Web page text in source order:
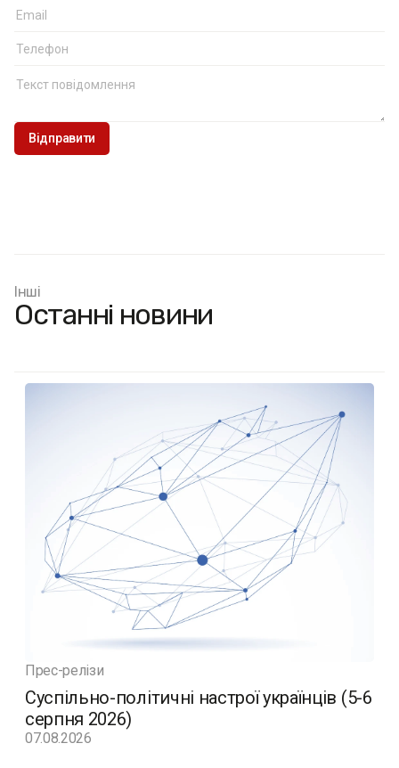
Інші
Останні новини
Прес-релізи
Суспільно-політичні настрої українців (5-6
серпня 2026)
07.08.2026